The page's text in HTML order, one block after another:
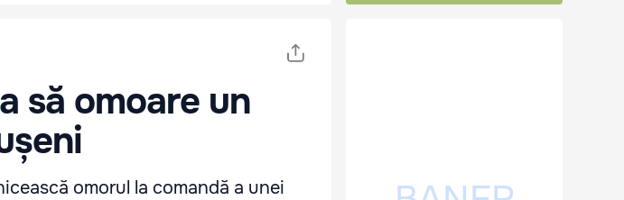
să omoare un
omorul la comandă a unei